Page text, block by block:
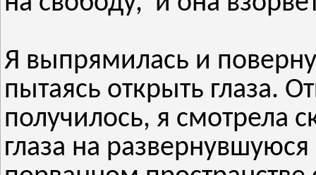
Я выпрямилась и
пытаясь открыть глаза.
получилось, я смотрела
глаза на